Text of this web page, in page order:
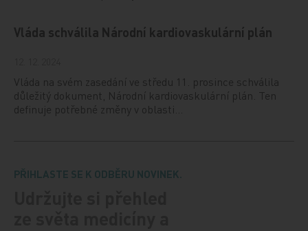
Vláda schválila Národní kardiovaskulární plán
Vláda na svém zasedání ve středu 11. prosince schválila
důležitý dokument, Národní kardiovaskulární plán. Ten
definuje potřebné změny v oblasti…
PŘIHLASTE SE K ODBĚRU NOVINEK.